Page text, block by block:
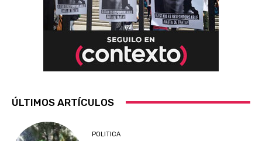
ÚLTIMOS ARTÍCULOS
POLITICA